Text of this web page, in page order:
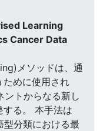
Learning
Cancer Data
メソッドは、通
ために使用され
ントからなる新し
する。 本手法は
型分類における最